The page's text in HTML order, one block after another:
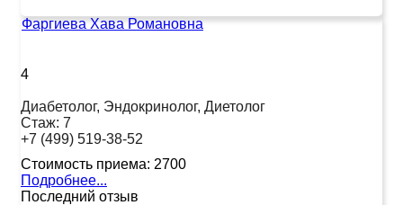
Фаргиева Хава Романовна
4
Диабетолог, Эндокринолог, Диетолог
Стаж: 7
+7 (499) 519-38-52
Стоимость приема: 2700
Подробнее...
Последний отзыв